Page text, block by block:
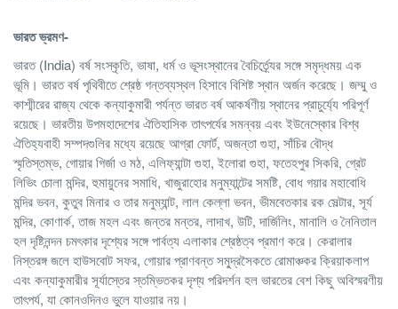
ভারত ভ্রমণ-
ভারত (India) বর্ষ সংস্কৃতি, ভাষা, ধর্ম ও ভূসংস্থানের বৈচির্ত্র্যের সঙ্গে সমৃদ্ধময় এক
ভূমি। ভারত বর্ষ পৃথিবীতে শ্রেষ্ঠ গন্তব্যস্থল হিসাবে বিশিষ্ট স্থান অর্জন করেছে। জম্মু ও
কাশ্মীরের রাজ্য থেকে কন্যাকুমারী পর্যন্ত ভারত বর্ষ আকর্ষণীয় স্থানের প্রাচুর্য্যে পরিপূর্ণ
রয়েছে। ভারতীয় উপমহাদেশের ঐতিহাসিক তাৎপর্যের সমন্বয় এবং ইউনেস্কোর বিশ্ব
ঐতিহ্যবাহী সম্পদগুলির মধ্যে রয়েছে আগ্রা ফোর্ট, অজন্তা গুহা, সাঁচির বৌদ্ধ
স্মৃতিস্তম্ভ, গোয়ার গির্জা ও মঠ, এলিফ্যান্টা গুহা, ইলোরা গুহা, ফতেহপুর সিকরি, গ্রেট
লিভিং চোলা মন্দির, হুমায়ুনের সমাধি, খাজুরাহোর মনুম্যান্টের সমষ্টি, বোধ গয়ার মহাবোধি
মন্দির ভবন, কুতুব মিনার ও তার মনুম্যান্ট, লাল কেল্লা ভবন, ভীমবেতকার রক সেল্টার, সূর্য
মন্দির, কোণার্ক, তাজ মহল এবং জন্তর মন্তর, লাদাখ, উটি, দার্জিলিং, মানালি ও নৈনিতাল
হল দৃষ্টিনন্দন চমৎকার দৃশ্যের সঙ্গে পার্বত্য এলাকার শ্রেষ্ঠত্ব প্রমাণ করে। কেরালার
নিস্তরঙ্গ জলে হাউসবোট সফর, গোয়ার প্রাণবন্ত সমু্দ্রসৈকতে রোমাঞ্চকর ক্রিয়াকলাপ
এবং কন্যাকুমারীর সূর্যাস্তের স্তম্ভিতকর দৃশ্য পরিদর্শন হল ভারতের বেশ কিছু অবিস্মরণীয়
তাৎপর্য, যা কোনওদিনও ভুলে যাওয়ার নয়।